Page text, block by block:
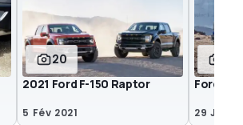
20
2021 Ford F-150 Raptor
5 Fév 2021
Ford F-
29 Jun